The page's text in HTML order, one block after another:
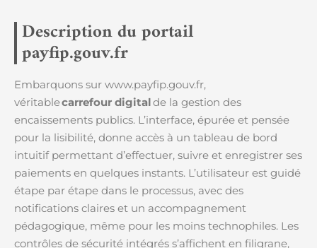
Description du portail
payfip.gouv.fr
Embarquons sur www.payfip.gouv.fr,
véritablecarrefour digitalde la gestion des
encaissements publics. L’interface, épurée et pensée
pour la lisibilité, donne accès à un tableau de bord
intuitif permettant d’effectuer, suivre et enregistrer ses
paiements en quelques instants. L’utilisateur est guidé
étape par étape dans le processus, avec des
notifications claires et un accompagnement
pédagogique, même pour les moins technophiles. Les
contrôles de sécurité intégrés s’affichent en filigrane,